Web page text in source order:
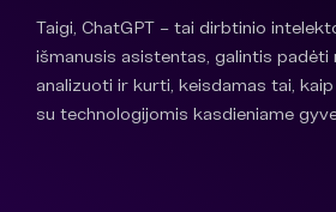
Taigi, ChatGPT – tai dirbtinio
išmanusis asistentas, galintis
analizuoti ir kurti, keisdamas tai,
su technologijomis kasdieniame